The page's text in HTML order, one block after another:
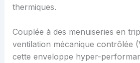
thermiques.
Couplée à des menuiseries en
ventilation mécanique contrôlée
cette enveloppe hyper-